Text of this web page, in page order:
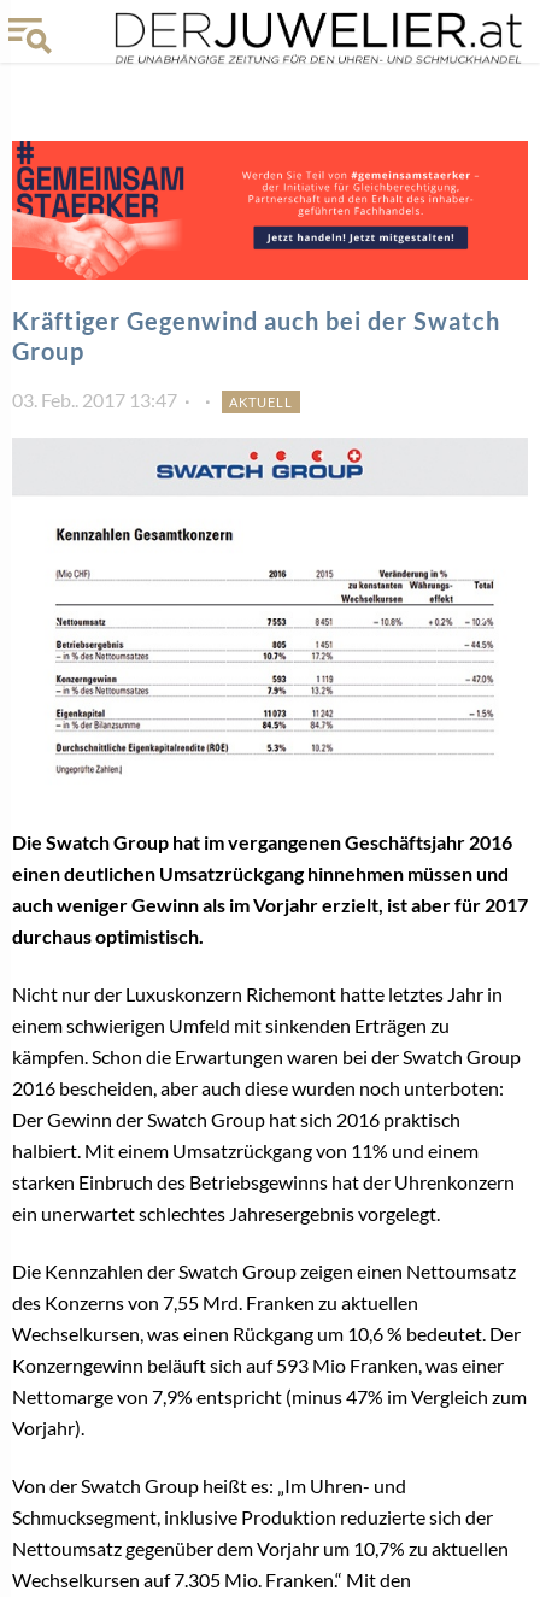
Kräftiger Gegenwind auch bei der Swatch
Group
03. Feb.. 2017 13:47 AKTUELL
Die Swatch Group hat im vergangenen Geschäftsjahr 2016
einen deutlichen Umsatzrückgang hinnehmen müssen und
auch weniger Gewinn als im Vorjahr erzielt, ist aber für 2017
durchaus optimistisch.
Nicht nur der Luxuskonzern Richemont hatte letztes Jahr in
einem schwierigen Umfeld mit sinkenden Erträgen zu
kämpfen. Schon die Erwartungen waren bei der Swatch Group
2016 bescheiden, aber auch diese wurden noch unterboten:
Der Gewinn der Swatch Group hat sich 2016 praktisch
halbiert. Mit einem Umsatzrückgang von 11% und einem
starken Einbruch des Betriebsgewinns hat der Uhrenkonzern
ein unerwartet schlechtes Jahresergebnis vorgelegt.
Die Kennzahlen der Swatch Group zeigen einen Nettoumsatz
des Konzerns von 7,55 Mrd. Franken zu aktuellen
Wechselkursen, was einen Rückgang um 10,6 % bedeutet. Der
Konzerngewinn beläuft sich auf 593 Mio Franken, was einer
Nettomarge von 7,9% entspricht (minus 47% im Vergleich zum
Vorjahr).
Von der Swatch Group heißt es: „Im Uhren- und
Schmucksegment, inklusive Produktion reduzierte sich der
Nettoumsatz gegenüber dem Vorjahr um 10,7% zu aktuellen
Wechselkursen auf 7.305 Mio. Franken.“ Mit den